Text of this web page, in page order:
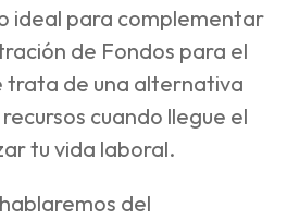
ideal para complementar
de Fondos para el
trata de una alternativa
cuando llegue el
tu vida laboral.
del